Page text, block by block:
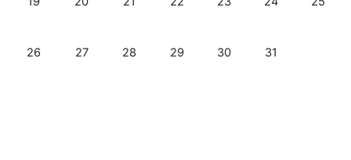
Keine Termine, Montag, 26. Mai
26 Keine Termine, Dienstag, 27. Mai
27 Keine Termine, Mittwoch, 28. Mai
28 Keine Termine, Donnerstag, 29.
29 Keine Termine, Freitag,
30 Keine Termine,
31